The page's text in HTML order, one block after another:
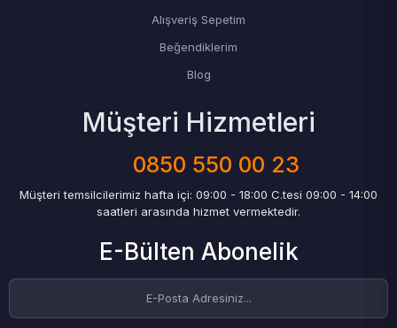
Alışveriş Sepetim
Beğendiklerim
Blog
Müşteri Hizmetleri
0850 550 00 23
Müşteri temsilcilerimiz hafta içi: 09:00 - 18:00 C.tesi 09:00 - 14:00
saatleri arasında hizmet vermektedir.
E-Bülten Abonelik